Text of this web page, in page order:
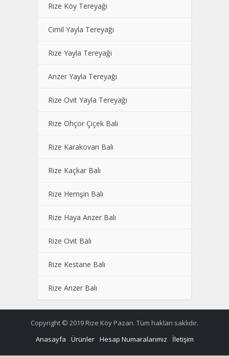
Rize Köy Tereyağı
Cimil Yayla Tereyağı
Rize Yayla Tereyağı
Anzer Yayla Tereyağı
Rize Ovit Yayla Tereyağı
Rize Ohçor Çiçek Balı
Rize Karakovan Balı
Rize Kaçkar Balı
Rize Hemşin Balı
Rize Haya Anzer Balı
Rize Ovit Balı
Rize Kestane Balı
Rize Anzer Balı
Copyright © 2019 Rize Köy Pazarı. Tüm hakları saklıdır.
Anasayfa
Ürünler Hesap Numaralarımız İletişim